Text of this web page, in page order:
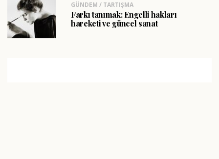
GÜNDEM / TARTIŞMA
Farkı tanımak: Engelli hakları
hareketi ve güncel sanat